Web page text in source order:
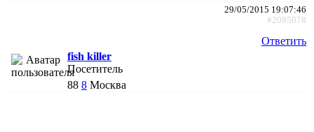
29/05/2015 19:07:46
#2095078
Ответить
fish killer
Посетитель
88 8 Москва